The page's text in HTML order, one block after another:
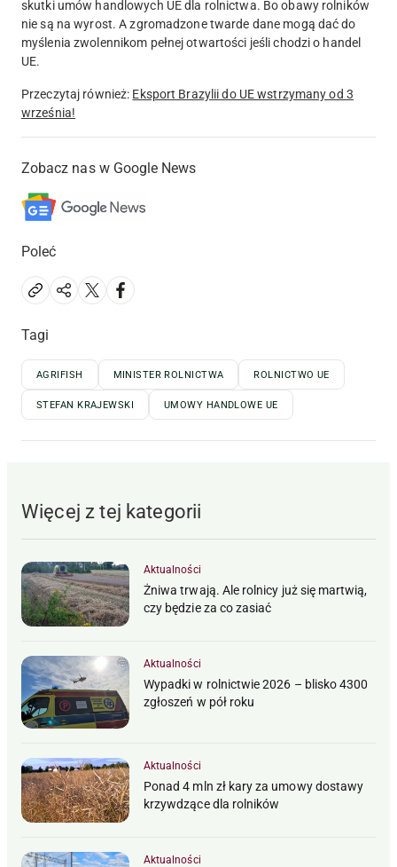
skutki umów handlowych UE dla rolnictwa. Bo obawy rolników
nie są na wyrost. A zgromadzone twarde dane mogą dać do
myślenia zwolennikom pełnej otwartości jeśli chodzi o handel
UE.
Przeczytaj również: Eksport Brazylii do UE wstrzymany od 3
września!
Zobacz nas w Google News
Poleć
Tagi
AGRIFISH MINISTER ROLNICTWA ROLNICTWO UE
STEFAN KRAJEWSKI UMOWY HANDLOWE UE
Więcej z tej kategorii
Aktualności
Żniwa trwają. Ale rolnicy już się martwią,
czy będzie za co zasiać
Aktualności
Wypadki w rolnictwie 2026 – blisko 4300
zgłoszeń w pół roku
Aktualności
Ponad 4 mln zł kary za umowy dostawy
krzywdzące dla rolników
Aktualności